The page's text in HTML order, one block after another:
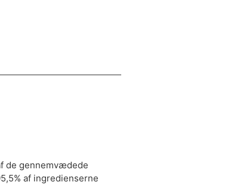
de gennemvædede
af ingredienserne